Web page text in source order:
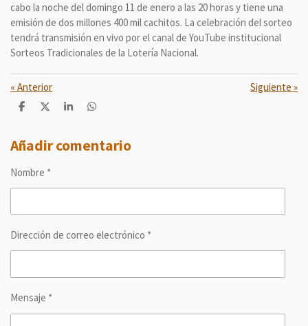
cabo la noche del domingo 11 de enero a las 20 horas y tiene una
emisión de dos millones 400 mil cachitos. La celebración del sorteo
tendrá transmisión en vivo por el canal de YouTube institucional
Sorteos Tradicionales de la Lotería Nacional.
« Anterior Siguiente »
C
p
a
t
C
p
a
C
p
a
C
p
a
Añadir comentario
Nombre *
Dirección de correo electrónico *
Mensaje *